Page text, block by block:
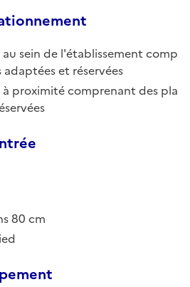
au sein de l'établissement comp
et réservées
à proximité comprenant des pla
80 cm